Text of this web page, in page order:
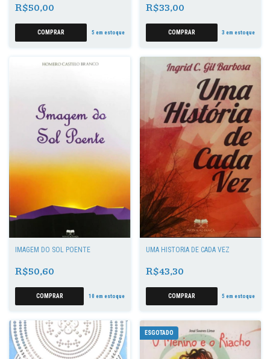
R$50,00
5 em estoque
R$33,00
3 em estoque
IMAGEM DO SOL POENTE
R$50,60
10 em estoque
UMA HISTÓRIA DE CADA VEZ
R$43,30
5 em estoque
ESGOTADO